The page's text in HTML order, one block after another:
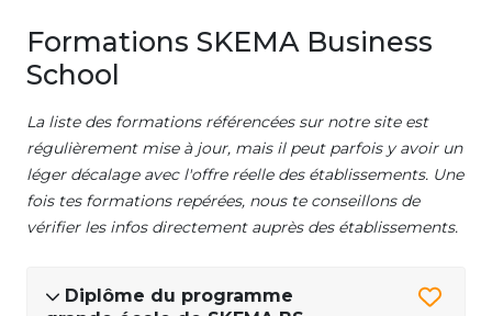
Formations SKEMA Business
School
La liste des formations référencées sur notre site est
régulièrement mise à jour, mais il peut parfois y avoir un
léger décalage avec l'offre réelle des établissements. Une
fois tes formations repérées, nous te conseillons de
vérifier les infos directement auprès des établissements.
Diplôme du programme